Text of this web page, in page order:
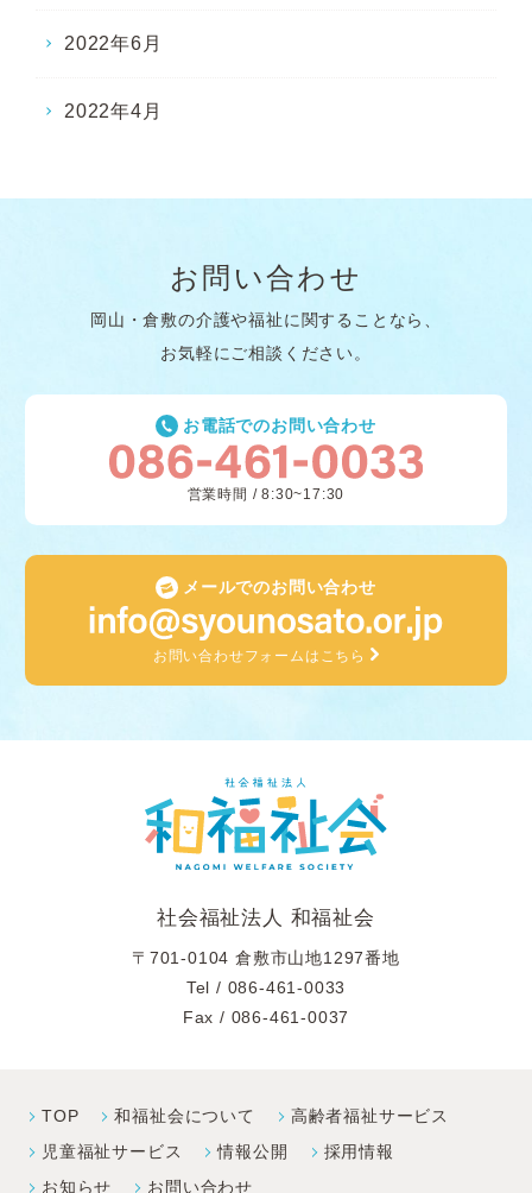
2022年6月
2022年4月
お問い合わせ
岡山・倉敷の介護や福祉に関することなら、
お気軽にご相談ください。
お電話でのお問い合わせ
営業時間 / 8:30~17:30
メールでのお問い合わせ
お問い合わせフォームはこちら
社会福祉法人 和福祉会
〒701-0104 倉敷市山地1297番地
Tel / 086-461-0033
Fax / 086-461-0037
TOP 和福祉会について
高齢者福祉サービス
児童福祉サービス
情報公開
採⽤情報
お知らせ
お問い合わせ